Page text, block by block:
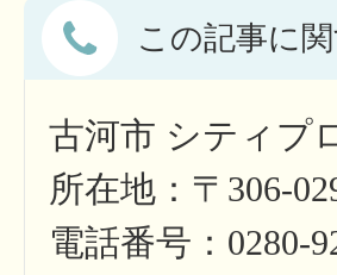
この記事に
古河市 シティ
所在地：〒306-
電話番号：0280-